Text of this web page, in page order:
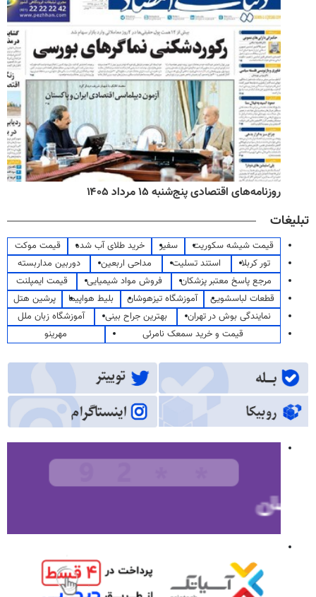
روزنامه‌های اقتصادی پنج‌شنبه ۱۵ مرداد ۱۴۰۵
تبلیغات
قیمت شیشه سکوریت سفیر خرید طلای آب شده
قیمت موکت
تور کربلا
استند تسلیت مداحی اربعین
دوربین مداربسته
مرجع پاسخ معتبر پزشکان
فروش مواد شیمیایی
قیمت ایمپلنت
قطعات لباسشویی
آموزشگاه تیزهوشان بلیط هواپیما
پرشین هتل
نمایندگی بوش در تهران
بهترین جراح بینی
آموزشگاه زبان ملل
قیمت و خرید سمعک نامرئی
مهرینو